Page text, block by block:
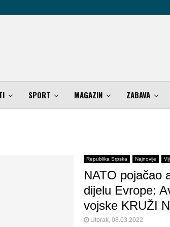
SPORT MAGAZIN ZABAVA
Republika Srpska Najnovije
NATO pojačao
dijelu Evrope:
vojske KRUŽI
Utorak, 08.03.2022.